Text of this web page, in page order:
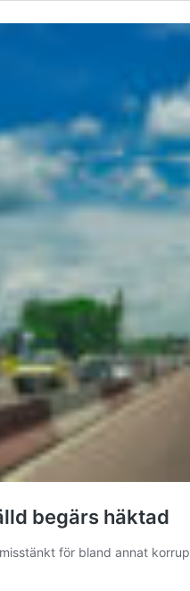
begärs häktad
för bland annat